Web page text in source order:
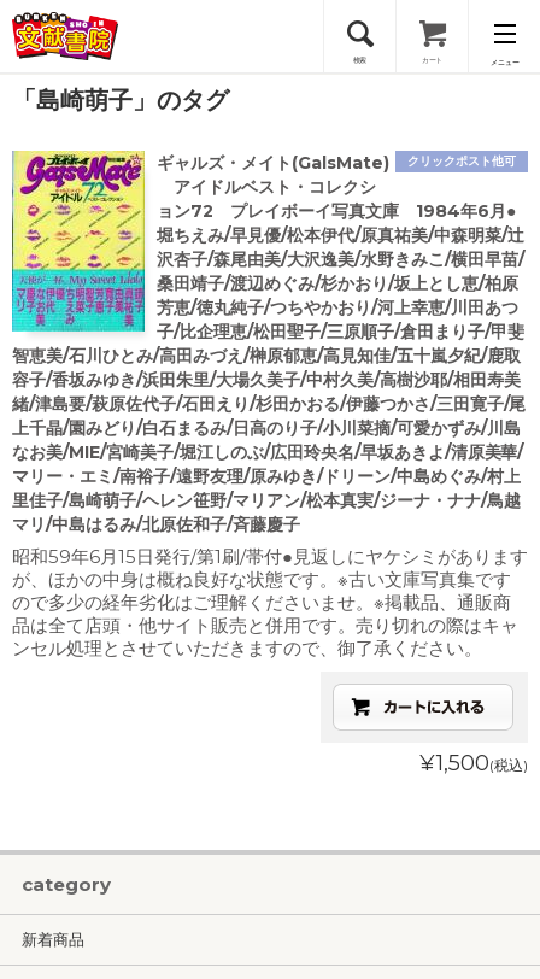
検索 カート メニュー
会員登録
ログイン
「島崎萌子」のタグ
クリックポスト他可
ギャルズ・メイト(GalsMate)
アイドルベスト・コレクシ
ョン72 プレイボーイ写真文庫 1984年6月●
堀ちえみ/早見優/松本伊代/原真祐美/中森明菜/辻
沢杏子/森尾由美/大沢逸美/水野きみこ/横田早苗/
桑田靖子/渡辺めぐみ/杉かおり/坂上とし恵/柏原
芳恵/徳丸純子/つちやかおり/河上幸恵/川田あつ
子/比企理恵/松田聖子/三原順子/倉田まり子/甲斐
智恵美/石川ひとみ/高田みづえ/榊原郁恵/高見知佳/五十嵐夕紀/鹿取
容子/香坂みゆき/浜田朱里/大場久美子/中村久美/高樹沙耶/相田寿美
緒/津島要/萩原佐代子/石田えり/杉田かおる/伊藤つかさ/三田寛子/尾
上千晶/園みどり/白石まるみ/日高のり子/小川菜摘/可愛かずみ/川島
なお美/MIE/宮崎美子/堀江しのぶ/広田玲央名/早坂あきよ/清原美華/
マリー・エミ/南裕子/遠野友理/原みゆき/ドリーン/中島めぐみ/村上
里佳子/島崎萌子/ヘレン笹野/マリアン/松本真実/ジーナ・ナナ/鳥越
マリ/中島はるみ/北原佐和子/斉藤慶子
昭和59年6月15日発行/第1刷/帯付●見返しにヤケシミがあります
が、ほかの中身は概ね良好な状態です。※古い文庫写真集です
ので多少の経年劣化はご理解くださいませ。※掲載品、通販商
品は全て店頭・他サイト販売と併用です。売り切れの際はキャ
ンセル処理とさせていただきますので、御了承ください。
¥1,500(税込)
category
新着商品